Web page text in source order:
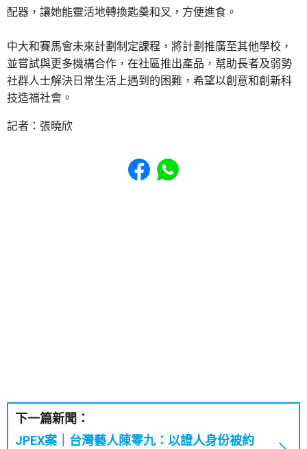
配器，讓她能靈活地轉換匙羹和叉，方便進食。
中大和賽馬會未來計劃制定課程，將計劃推廣至其他學校，
並嘗試與更多機構合作，在社區推出產品，幫助長者及弱勢
社群人士解決日常生活上遇到的困難，希望以創意和創新科
技造福社會。
記者：張曉欣
Share to Facebook
Share to WhatsApp
下一篇新聞：
JPEX案｜台灣藝人陳零九：以證人身份被約